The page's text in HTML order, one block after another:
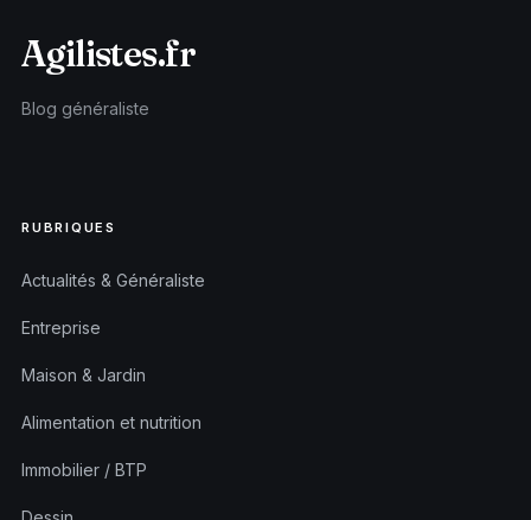
Agilistes.fr
Blog généraliste
RUBRIQUES
Actualités & Généraliste
Entreprise
Maison & Jardin
Alimentation et nutrition
Immobilier / BTP